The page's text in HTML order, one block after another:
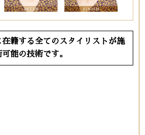
在籍する全てのスタイリストが施
可能の技術です。